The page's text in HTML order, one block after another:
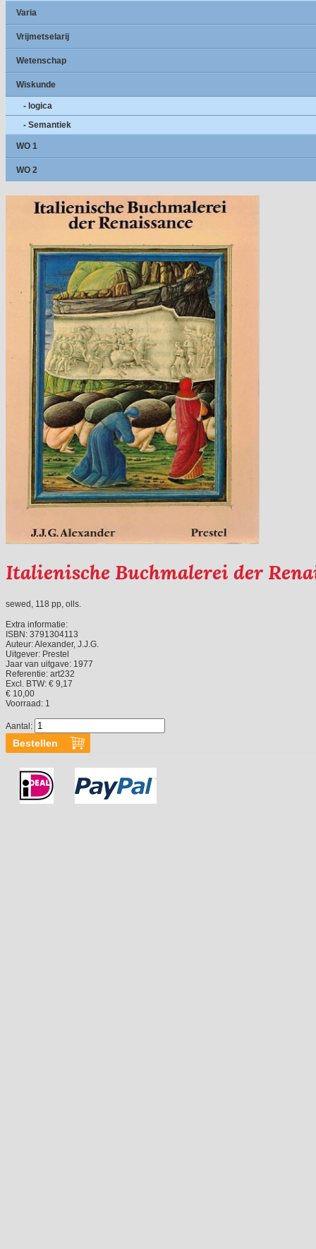
Varia
Vrijmetselarij
Wetenschap
Wiskunde
- logica
- Semantiek
WO 1
WO 2
Italienische Buchmalerei der
sewed, 118 pp, olls.
Extra informatie:
ISBN: 3791304113
Auteur:Alexander, J.J.G.
Uitgever: Prestel
Jaar van uitgave: 1977
Referentie: art232
Excl. BTW: € 9,17
€ 10,00
Voorraad: 1
Aantal: